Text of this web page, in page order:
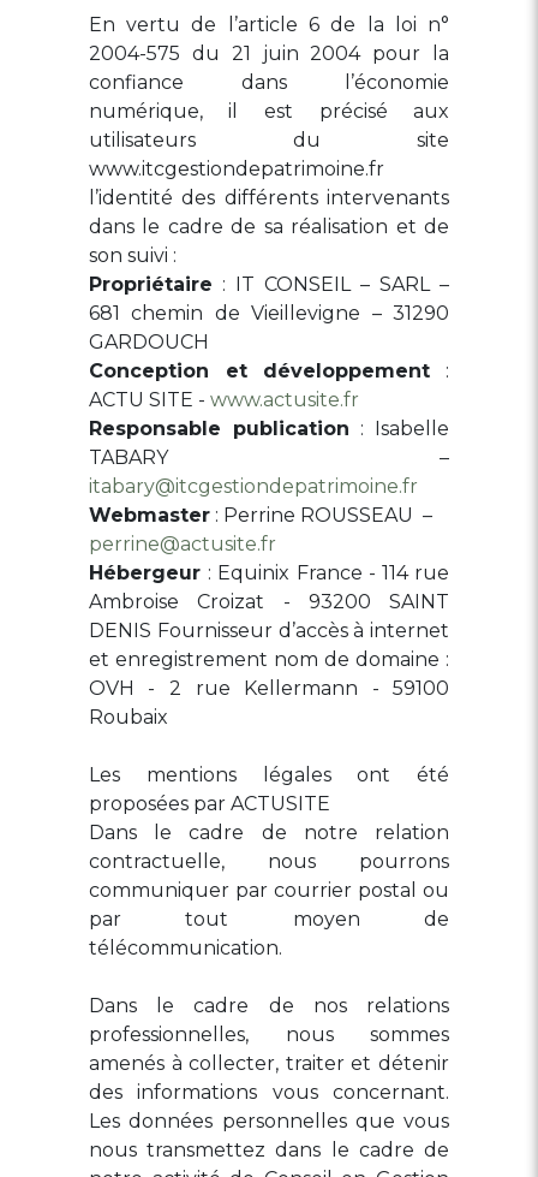
En vertu de l’article 6 de la loi n°
2004-575 du 21 juin 2004 pour la
confiance dans l’économie
numérique, il est précisé aux
utilisateurs du site
www.itcgestiondepatrimoine.fr
l’identité des différents intervenants
dans le cadre de sa réalisation et de
son suivi :
Propriétaire : IT CONSEIL – SARL –
681 chemin de Vieillevigne – 31290
GARDOUCH
Conception et développement :
ACTU SITE - www.actusite.fr
Responsable publication : Isabelle
TABARY –
itabary@itcgestiondepatrimoine.fr
Webmaster: Perrine ROUSSEAU –
perrine@actusite.fr
Hébergeur : Equinix France - 114 rue
Ambroise Croizat - 93200 SAINT
DENIS Fournisseur d’accès à internet
et enregistrement nom de domaine :
OVH - 2 rue Kellermann - 59100
Roubaix
Les mentions légales ont été
proposées par ACTUSITE
Dans le cadre de notre relation
contractuelle, nous pourrons
communiquer par courrier postal ou
par tout moyen de
télécommunication.
Dans le cadre de nos relations
professionnelles, nous sommes
amenés à collecter, traiter et détenir
des informations vous concernant.
Les données personnelles que vous
nous transmettez dans le cadre de